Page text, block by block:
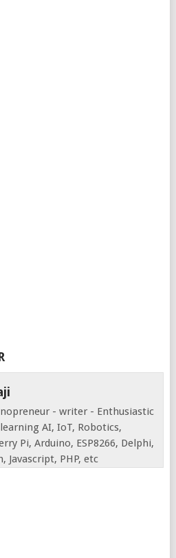
- writer - Enthusiastic
AI, IoT, Robotics,
Pi, Arduino, ESP8266, Delphi,
Javascript, PHP, etc